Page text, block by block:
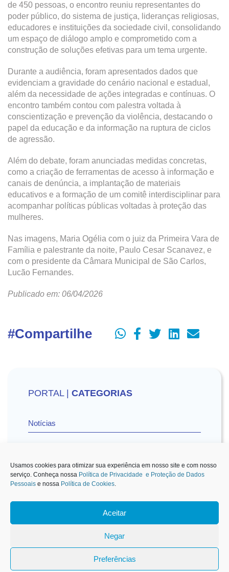
Usamos cookies para otimizar sua experiência em nosso site e com nosso
serviço. Conheça nossa Política de Privacidade e Proteção de Dados
Pessoais e nossa Política de Cookies.
Aceitar
Negar
Preferências
de 450 pessoas, o encontro reuniu representantes do
poder público, do sistema de justiça, lideranças religiosas,
educadores e instituições da sociedade civil, consolidando
um espaço de diálogo amplo e comprometido com a
construção de soluções efetivas para um tema urgente.
Durante a audiência, foram apresentados dados que
evidenciam a gravidade do cenário nacional e estadual,
além da necessidade de ações integradas e contínuas. O
encontro também contou com palestra voltada à
conscientização e prevenção da violência, destacando o
papel da educação e da informação na ruptura de ciclos
de agressão.
Além do debate, foram anunciadas medidas concretas,
como a criação de ferramentas de acesso à informação e
canais de denúncia, a implantação de materiais
educativos e a formação de um comitê interdisciplinar para
acompanhar políticas públicas voltadas à proteção das
mulheres.
Nas imagens, Maria Ogélia com o juiz da Primeira Vara de
Família e palestrante da noite, Paulo Cesar Scanavez, e
com o presidente da Câmara Municipal de São Carlos,
Lucão Fernandes.
Publicado em: 06/04/2026
#Compartilhe
PORTAL | CATEGORIAS
Notícias
Carteirinha de Associado